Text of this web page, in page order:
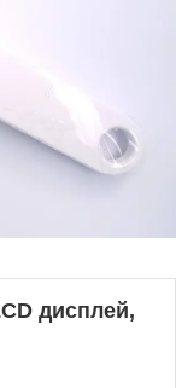
дисплей,